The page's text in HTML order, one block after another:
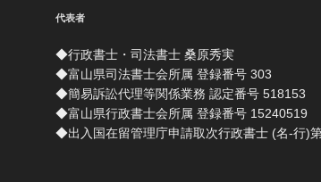
代表者
◆行政書士・司法書士 桑原秀実
◆富山県司法書士会所属 登録番号 303
◆簡易訴訟代理等関係業務 認定番号 518153
◆富山県行政書士会所属 登録番号 15240519
◆出入国在留管理庁申請取次行政書士 (名-行)